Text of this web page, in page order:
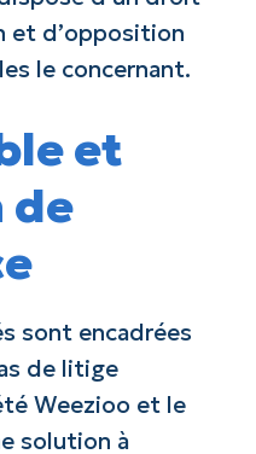
et d’opposition
le concernant.
et
sont encadrées
de litige
Weezioo et le
solution à